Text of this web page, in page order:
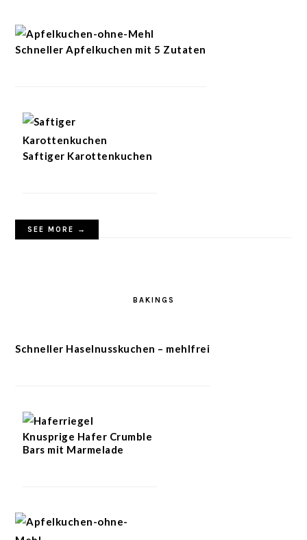
Schneller Apfelkuchen mit 5 Zutaten
Saftiger Karottenkuchen
SEE MORE →
BAKINGS
Schneller Haselnusskuchen – mehlfrei
Knusprige Hafer Crumble
Bars mit Marmelade